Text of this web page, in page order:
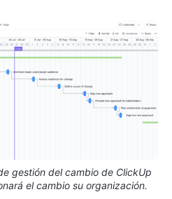
gestión del cambio de ClickUp
el cambio su organización.